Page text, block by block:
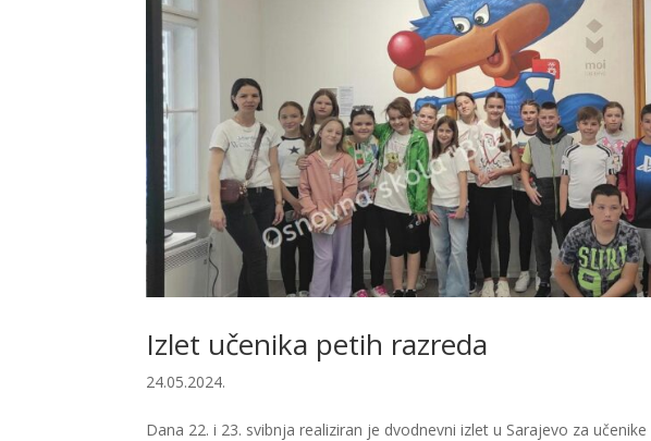
Izlet učenika petih razreda
24.05.2024.
Dana 22. i 23. svibnja realiziran je dvodnevni izlet u Sarajevo za